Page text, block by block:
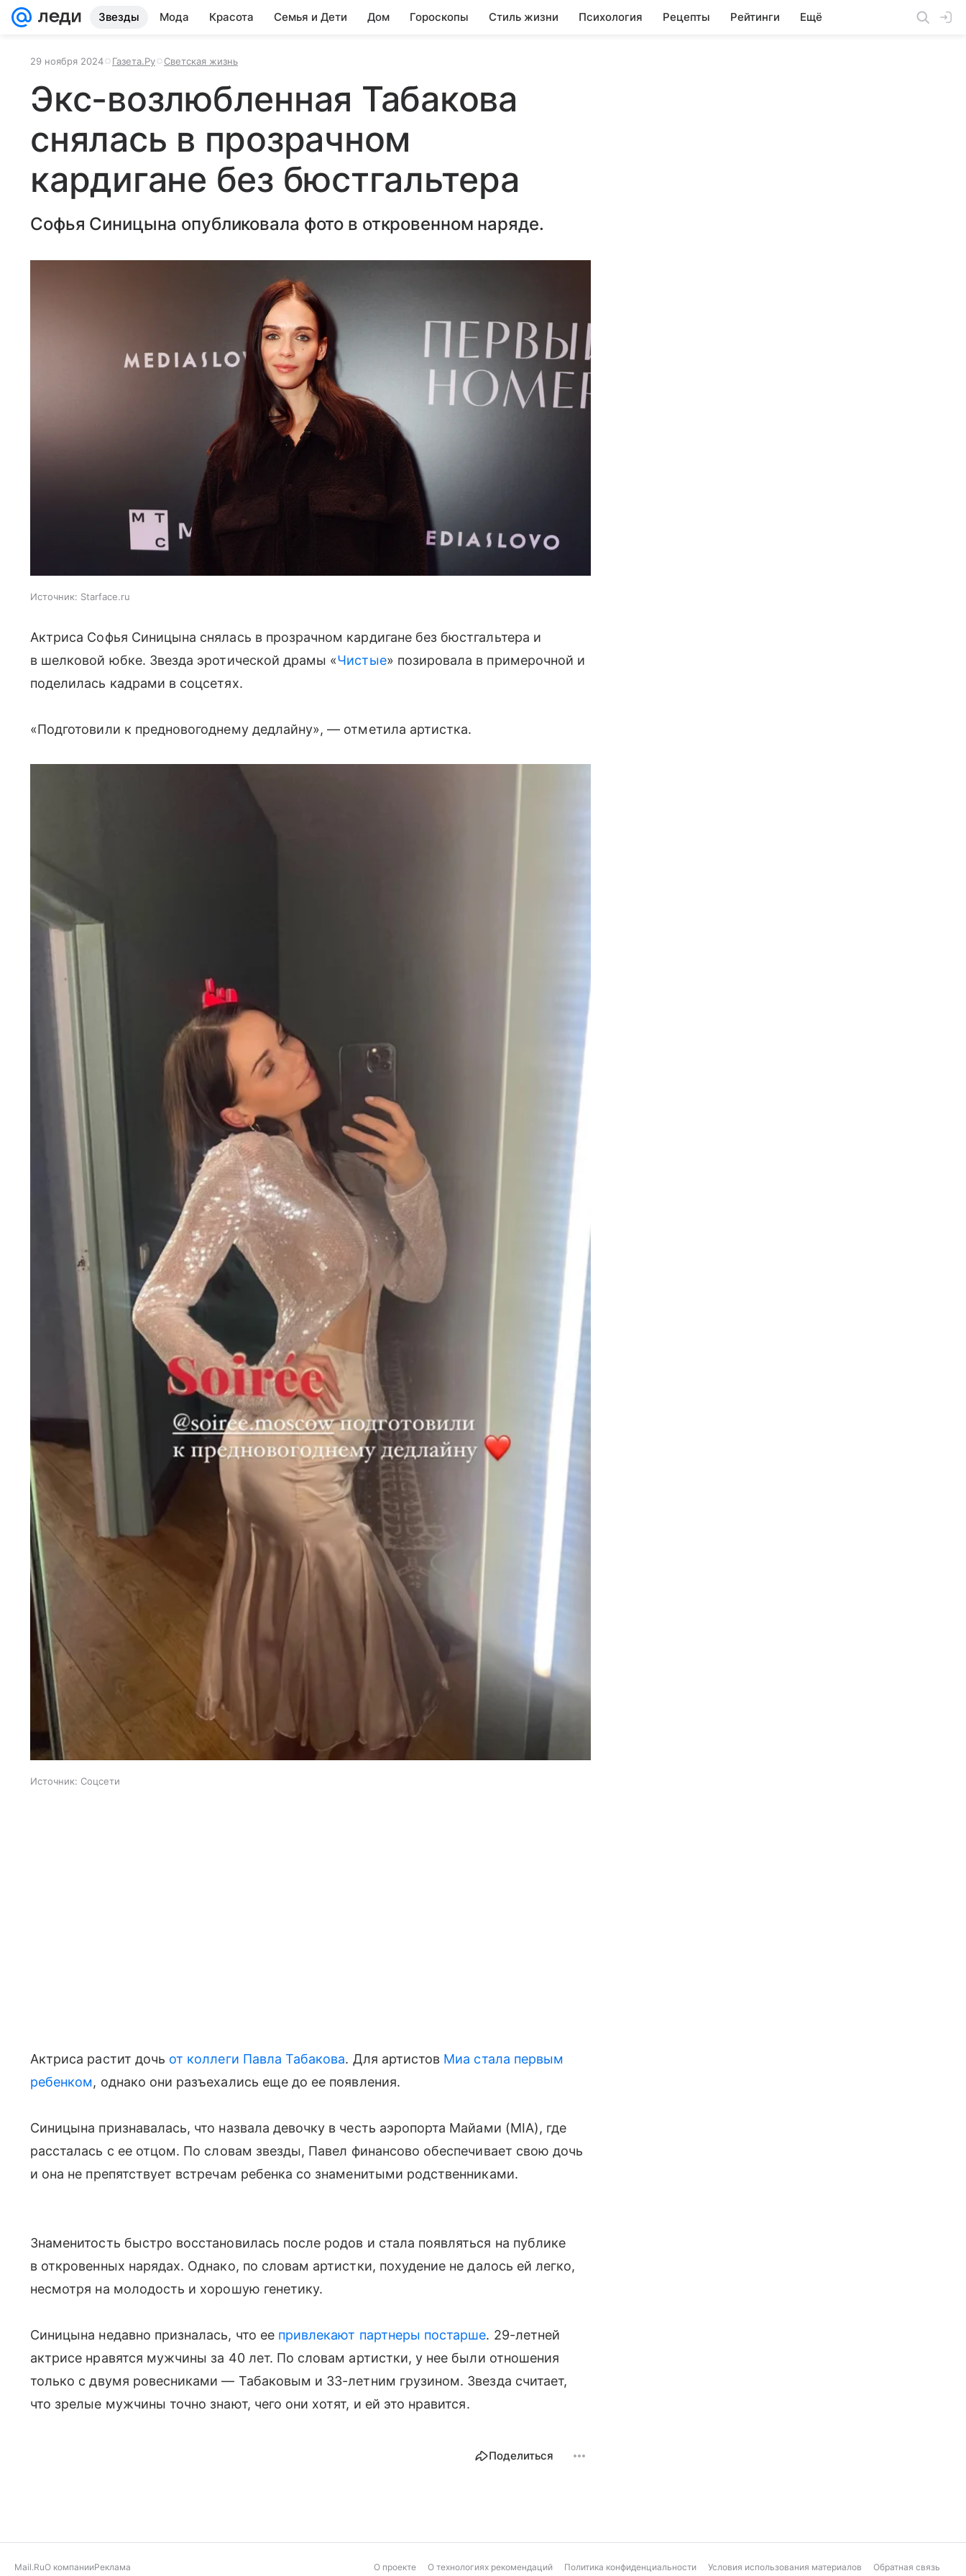
Звезды Мода Красота Семья и Дети Дом Гороскопы Стиль жизни Психология Рецепты Рейтинги Ещё
29 ноября 2024 Газета.Ру Светская жизнь
Экс-возлюбленная Табакова
снялась в прозрачном
кардигане без бюстгальтера
Софья Синицына опубликовала фото в откровенном наряде.
Источник: Starface.ru
Актриса Софья Синицына снялась в прозрачном кардигане без бюстгальтера и
в шелковой юбке. Звезда эротической драмы «Чистые» позировала в примерочной и
поделилась кадрами в соцсетях.
«Подготовили к предновогоднему дедлайну», — отметила артистка.
Источник: Соцсети
Актриса растит дочь от коллеги Павла Табакова. Для артистов Миа стала первым
ребенком, однако они разъехались еще до ее появления.
Синицына признавалась, что назвала девочку в честь аэропорта Майами (MIA), где
рассталась с ее отцом. По словам звезды, Павел финансово обеспечивает свою дочь
и она не препятствует встречам ребенка со знаменитыми родственниками.
Знаменитость быстро восстановилась после родов и стала появляться на публике
в откровенных нарядах. Однако, по словам артистки, похудение не далось ей легко,
несмотря на молодость и хорошую генетику.
Синицына недавно призналась, что ее привлекают партнеры постарше. 29-летней
актрисе нравятся мужчины за 40 лет. По словам артистки, у нее были отношения
только с двумя ровесниками — Табаковым и 33-летним грузином. Звезда считает,
что зрелые мужчины точно знают, чего они хотят, и ей это нравится.
Поделиться
Mail.RuО компанииРеклама О проекте О технологиях рекомендаций Политика конфиденциальности Условия использования материалов Обратная связь